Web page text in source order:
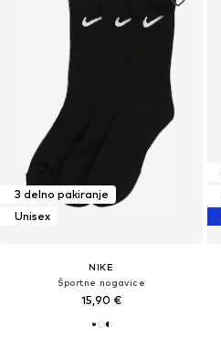
3 delno pakiranje
Unisex
NIKE
Športne nogavice
15,90 €